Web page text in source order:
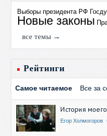
Выборы президента РФ
Новые законы
все темы →
Рейтинги
Самое читаемое Все за
История моего
Егор Холмогоров